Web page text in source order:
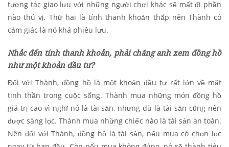
tương tác giao lưu với những người chơi khác sẽ mất đi phần
nào thú vị. Thứ hai là tính thanh khoản thấp nên Thành có
cảm giác là nó khá phiêu lưu.
Nhắc đến tính thanh khoản, phải chăng anh xem đồng hồ
như một khoản đầu tư?
Đối với Thành, đồng hồ là một khoản đầu tư rất lớn về mặt
tinh thần trong cuộc sống. Thành mua những món đồng hồ
giá trị cao vì nghĩ nó là tài sản, nhưng dù là tài sản cũng nên
được sàng lọc. Thành mua những chiếc nào là tài sản an toàn.
Nên đối với Thành, đồng hồ là tài sản, nếu mua có chọn lọc